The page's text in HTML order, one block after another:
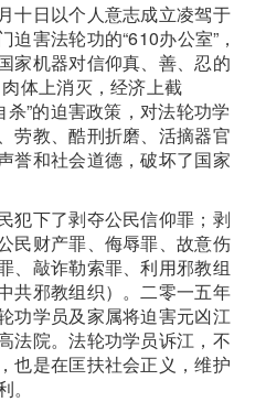
十日以个人意志成立凌驾于
害法轮功的“610办公室”，
家机器对信仰真、善、忍的
体上消灭，经济上截
杀”的迫害政策，对法轮功学
劳教、酷刑折磨、活摘器官
誉和社会道德，破坏了国家
犯下了剥夺公民信仰罪；剥
民财产罪、侮辱罪、故意伤
、敲诈勒索罪、利用邪教组
共邪教组织）。二零一五年
功学员及家属将迫害元凶江
法院。法轮功学员诉江，不
也是在匡扶社会正义，维护